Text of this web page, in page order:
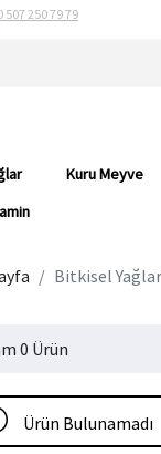
507 250 79 79
Kuru Meyve
Bitkisel Yağlar
0 Ürün
Ürün Bulunamadı